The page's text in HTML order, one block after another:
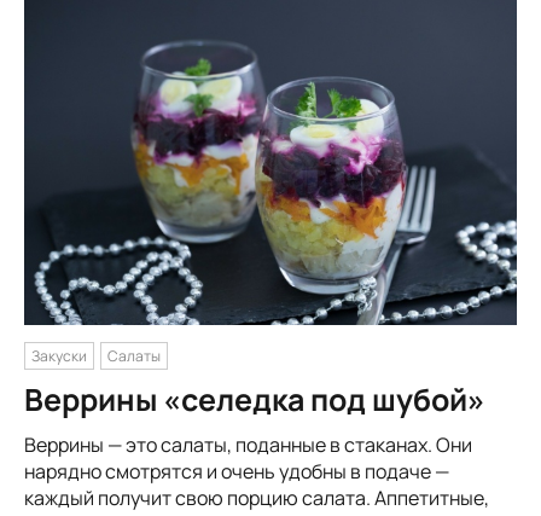
Закуски Салаты
Веррины «селедка под шубой»
Веррины — это салаты, поданные в стаканах. Они
нарядно смотрятся и очень удобны в подаче —
каждый получит свою порцию салата. Аппетитные,